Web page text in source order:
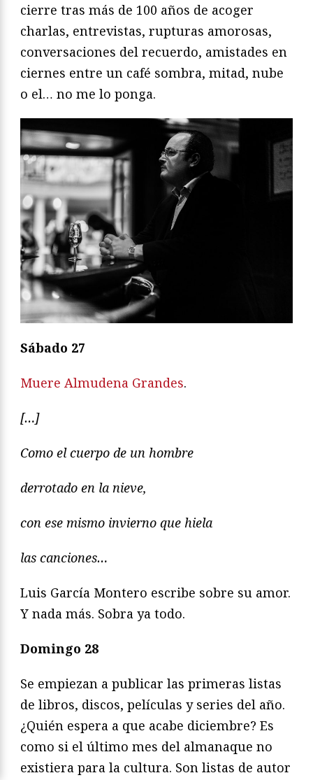
cierre tras más de 100 años de acoger
charlas, entrevistas, rupturas amorosas,
conversaciones del recuerdo, amistades en
ciernes entre un café sombra, mitad, nube
o el… no me lo ponga.
Sábado 27
Muere Almudena Grandes.
[…]
Como el cuerpo de un hombre
derrotado en la nieve,
con ese mismo invierno que hiela
las canciones…
Luis García Montero escribe sobre su amor.
Y nada más. Sobra ya todo.
Domingo 28
Se empiezan a publicar las primeras listas
de libros, discos, películas y series del año.
¿Quién espera a que acabe diciembre? Es
como si el último mes del almanaque no
existiera para la cultura. Son listas de autor